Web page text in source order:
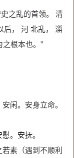
之乱的首领。 清
后， 河 北乱， 淄
根本也。”
闲。安身立命。
。安抚。
素（遇到不顺利